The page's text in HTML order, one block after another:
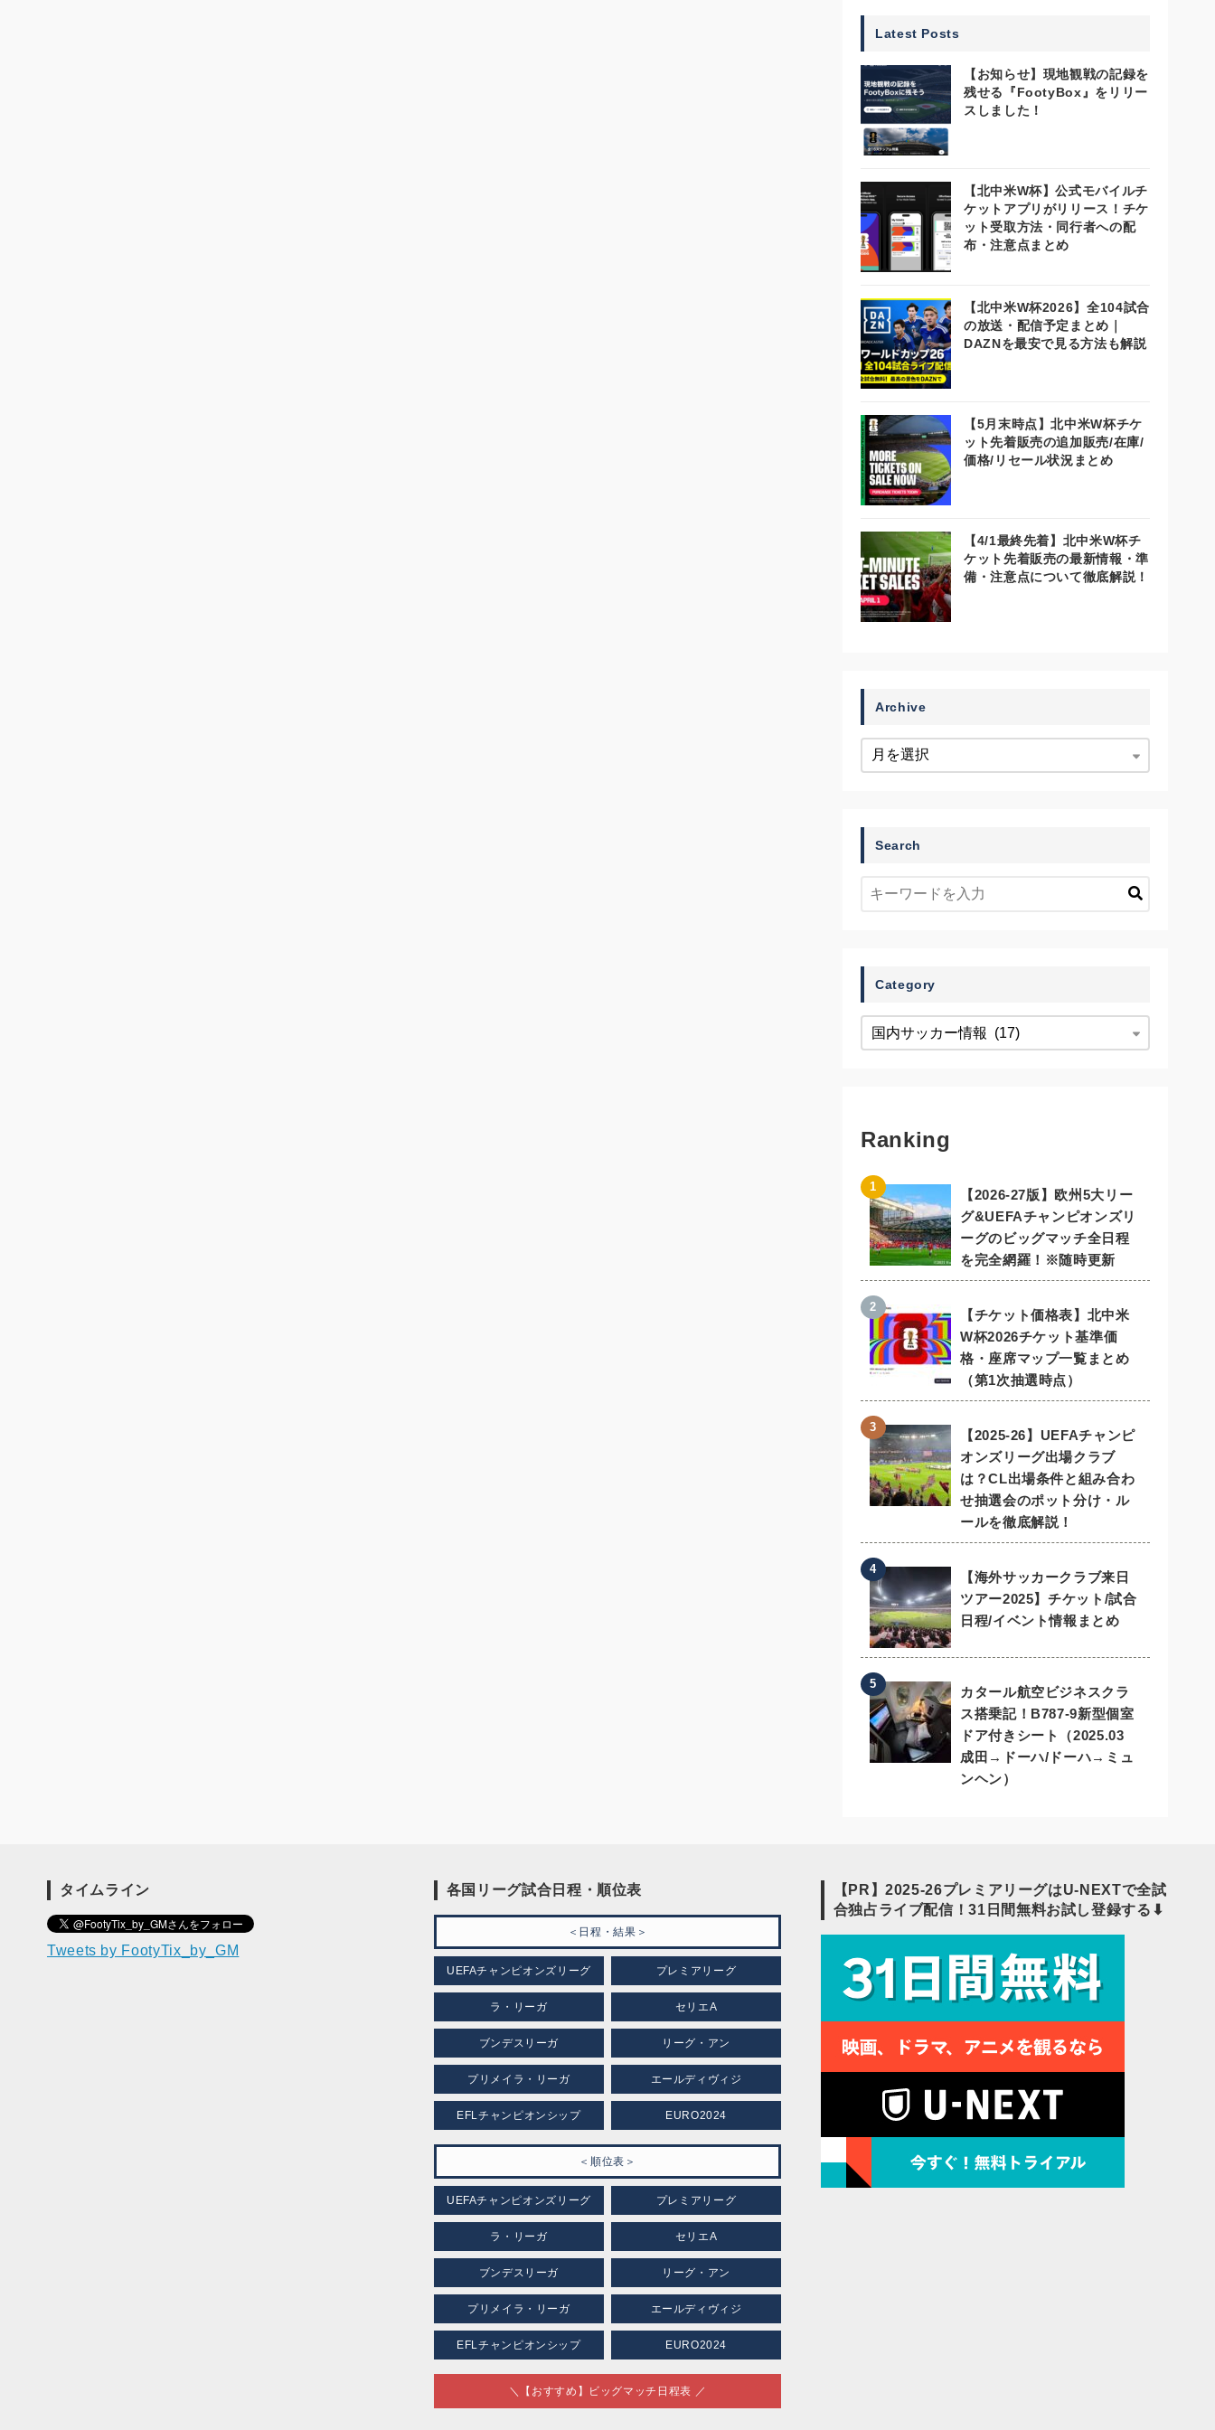
Latest Posts
【お知らせ】現地観戦の記録を
残せる『FootyBox』をリリー
スしました！
【北中米W杯】公式モバイルチ
ケットアプリがリリース！チケ
ット受取方法・同行者への配
布・注意点まとめ
【北中米W杯2026】全104試合
の放送・配信予定まとめ｜
DAZNを最安で見る方法も解説
【5月末時点】北中米W杯チケ
ット先着販売の追加販売/在庫/
価格/リセール状況まとめ
【4/1最終先着】北中米W杯チ
ケット先着販売の最新情報・準
備・注意点について徹底解説！
Archive
Search
Category
Ranking
【2026-27版】欧州5大リー
グ&UEFAチャンピオンズリ
ーグのビッグマッチ全日程
を完全網羅！※随時更新
【チケット価格表】北中米
W杯2026チケット基準価
格・座席マップ一覧まとめ
（第1次抽選時点）
【2025-26】UEFAチャンピ
オンズリーグ出場クラブ
は？CL出場条件と組み合わ
せ抽選会のポット分け・ル
ールを徹底解説！
【海外サッカークラブ来日
ツアー2025】チケット/試合
日程/イベント情報まとめ
カタール航空ビジネスクラ
ス搭乗記！B787-9新型個室
ドア付きシート（2025.03
成田→ドーハ/ドーハ→ミュ
ンヘン）
タイムライン
Tweets by FootyTix_by_GM
各国リーグ試合日程・順位表
＜日程・結果＞
UEFAチャンピオンズリーグ プレミアリーグ
ラ・リーガ セリエA
ブンデスリーガ リーグ・アン
プリメイラ・リーガ エールディヴィジ
EFLチャンピオンシップ EURO2024
＜順位表＞
UEFAチャンピオンズリーグ プレミアリーグ
ラ・リーガ セリエA
ブンデスリーガ リーグ・アン
プリメイラ・リーガ エールディヴィジ
EFLチャンピオンシップ EURO2024
＼【おすすめ】ビッグマッチ日程表 ／
【PR】2025-26プレミアリーグはU-NEXTで全試
合独占ライブ配信！31日間無料お試し登録する⬇︎